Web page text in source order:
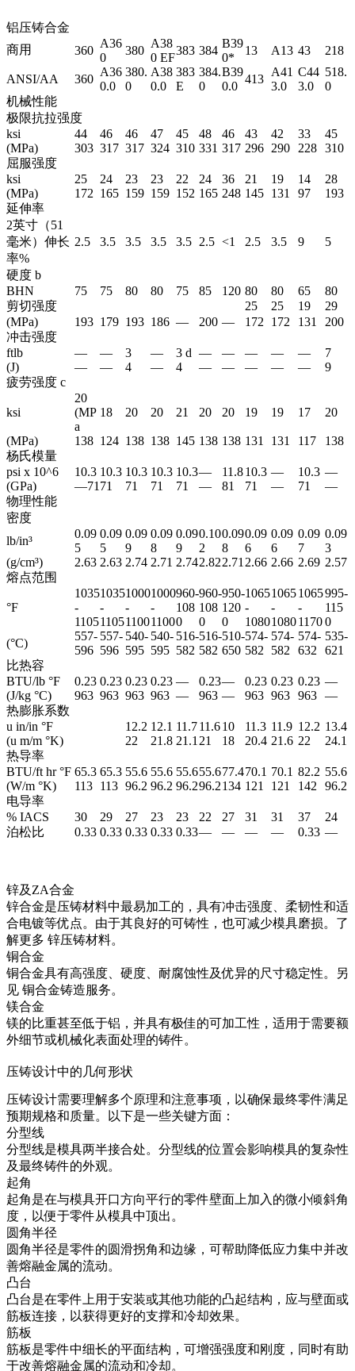
铝压铸合金
商用
360
A36
0
380
A38
0 EF
383 384
B39
0*
13 A13 43 218
ANSI/AA 360
A36
0.0
380.
0
A38
0.0
383
E
384.
0
B39
0.0
413
A41
3.0
C44
3.0
518.
0
机械性能
极限抗拉强度
ksi
44 46 46 47 45 48 46 43 42 33
45
(MPa)
303 317 317 324 310 331 317 296 290 228 310
屈服强度
ksi
25 24 23 23 22 24 36 21 19 14
28
(MPa)
172 165 159 159 152 165 248 145 131 97
193
延伸率
2英寸（51
毫米）伸长
率%
2.5 3.5 3.5 3.5 3.5 2.5 <1 2.5 3.5 9 5
硬度 b
BHN
75 75 80 80 75 85 120 80 80 65
80
剪切强度
25 25 19
29
(MPa)
193 179 193 186 — 200 — 172 172 131
200
冲击强度
ftlb
— — 3 — 3 d — — — — —
7
(J)
— — 4 — 4 — — — — —
9
疲劳强度 c
ksi
20
(MP
a
18 20 20 21 20 20 19 19 17 20
(MPa) 138 124 138 138 145 138 138 131 131 117
138
杨氏模量
psi x 10^6
10.3 10.3 10.3 10.3 10.3— 11.810.3 — 10.3 —
(GPa)
—71 71 71 71 71 — 81 71 — 71
—
物理性能
密度
lb/in³
0.09
5
0.09
5
0.09
9
0.09
8
0.09
9
0.10
2
0.09
8
0.09
6
0.09
6
0.09
7
0.09
3
(g/cm³)
2.63 2.63 2.74 2.71 2.742.822.71 2.66 2.66 2.69 2.57
熔点范围
°F
1035
-
1105
1035
-
1105
1000
-
1100
1000
-
1100
960-
108
0
960-
108
0
950-
120
0
1065
-
1080
1065
-
1080
1065
-
1170
995-
115
0
(°C)
557-
596
557-
596
540-
595
540-
595
516-
582
516-
582
510-
650
574-
582
574-
582
574-
632
535-
621
比热容
BTU/lb °F
0.23 0.23 0.23 0.23 — 0.23— 0.23 0.23 0.23 —
(J/kg °C)
963 963 963 963 — 963 — 963 963 963 —
热膨胀系数
u in/in °F
12.2 12.1 11.711.610 11.3 11.9 12.2 13.4
(u m/m °K)
22 21.8 21.1 21 18 20.4 21.6 22
24.1
热导率
BTU/ft hr °F 65.3 65.3 55.6 55.6 55.655.677.470.1 70.1 82.2 55.6
(W/m °K)
113 113 96.2 96.2 96.296.2134 121 121 142
96.2
电导率
% IACS
30 29 27 23 23 22 27 31 31 37
24
泊松比
0.33 0.33 0.33 0.33 0.33— — — — 0.33 —
锌及ZA合金
锌合金是压铸材料中最易加工的，具有冲击强度、柔韧性和适
合电镀等优点。由于其良好的可铸性，也可减少模具磨损。了
解更多 锌压铸材料。
铜合金
铜合金具有高强度、硬度、耐腐蚀性及优异的尺寸稳定性。另
见 铜合金铸造服务。
镁合金
镁的比重甚至低于铝，并具有极佳的可加工性，适用于需要额
外细节或机械化表面处理的铸件。
压铸设计中的几何形状
压铸设计需要理解多个原理和注意事项，以确保最终零件满足
预期规格和质量。以下是一些关键方面：
分型线
分型线是模具两半接合处。分型线的位置会影响模具的复杂性
及最终铸件的外观。
起角
起角是在与模具开口方向平行的零件壁面上加入的微小倾斜角
度，以便于零件从模具中顶出。
圆角半径
圆角半径是零件的圆滑拐角和边缘，可帮助降低应力集中并改
善熔融金属的流动。
凸台
凸台是在零件上用于安装或其他功能的凸起结构，应与壁面或
筋板连接，以获得更好的支撑和冷却效果。
筋板
筋板是零件中细长的平面结构，可增强强度和刚度，同时有助
于改善熔融金属的流动和冷却。